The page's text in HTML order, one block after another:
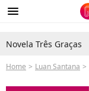
menu
Novela Três Graças
Home Luan Santana